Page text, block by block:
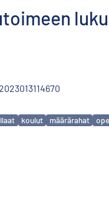
koulut määrärahat